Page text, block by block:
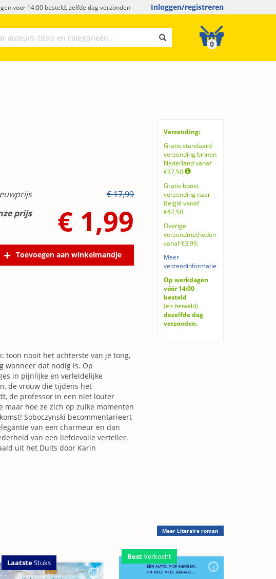
voor 14:00 besteld, zelfde dag verzonden Inloggen/registreren
0
Verzending:
Gratis standaard
verzending binnen
Nederland vanaf
€37,50
Gratis bpost
verzending naar
België vanaf
€42,50
Overige
verzendmethoden
vanaf €3,99.
Meer
verzendinformatie
Op werkdagen
vóór 14:00
besteld
(en betaald)
dezelfde dag
verzonden.
€ 17,99
prijs
€ 1,99
Toevoegen aan winkelmandje
toon nooit het achterste van je tong,
wanneer dat nodig is. Op
in pijnlijke en verleidelijke
de vrouw die tijdens het
de professor in een niet louter
hoe ze zich op zulke momenten
Soboczynski becommentarieert
van een charmeur en dan
van een liefdevolle verteller.
uit het Duits door Karin
Meer Literaire roman
LaatsteStuks
BestVerkocht